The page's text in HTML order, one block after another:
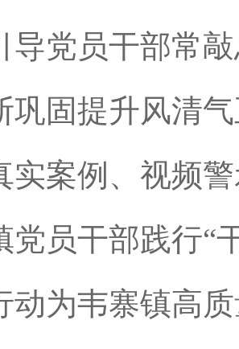
导党员干部常
巩固提升风清
实案例、视频
党员干部践行“
动为韦寨镇高